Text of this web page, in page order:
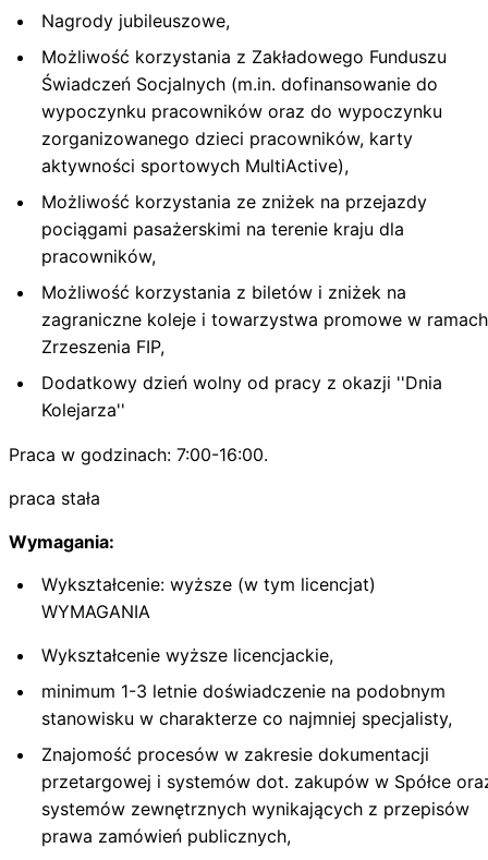
Nagrody jubileuszowe,
Możliwość korzystania z Zakładowego Funduszu
Świadczeń Socjalnych (m.in. dofinansowanie do
wypoczynku pracowników oraz do wypoczynku
zorganizowanego dzieci pracowników, karty
aktywności sportowych MultiActive),
Możliwość korzystania ze zniżek na przejazdy
pociągami pasażerskimi na terenie kraju dla
pracowników,
Możliwość korzystania z biletów i zniżek na
zagraniczne koleje i towarzystwa promowe w ramach
Zrzeszenia FIP,
Dodatkowy dzień wolny od pracy z okazji ''Dnia
Kolejarza''
Praca w godzinach: 7:00-16:00.
praca stała
Wymagania:
Wykształcenie: wyższe (w tym licencjat)
WYMAGANIA
Wykształcenie wyższe licencjackie,
minimum 1-3 letnie doświadczenie na podobnym
stanowisku w charakterze co najmniej specjalisty,
Znajomość procesów w zakresie dokumentacji
przetargowej i systemów dot. zakupów w Spółce
systemów zewnętrznych wynikających z przepisów
prawa zamówień publicznych,